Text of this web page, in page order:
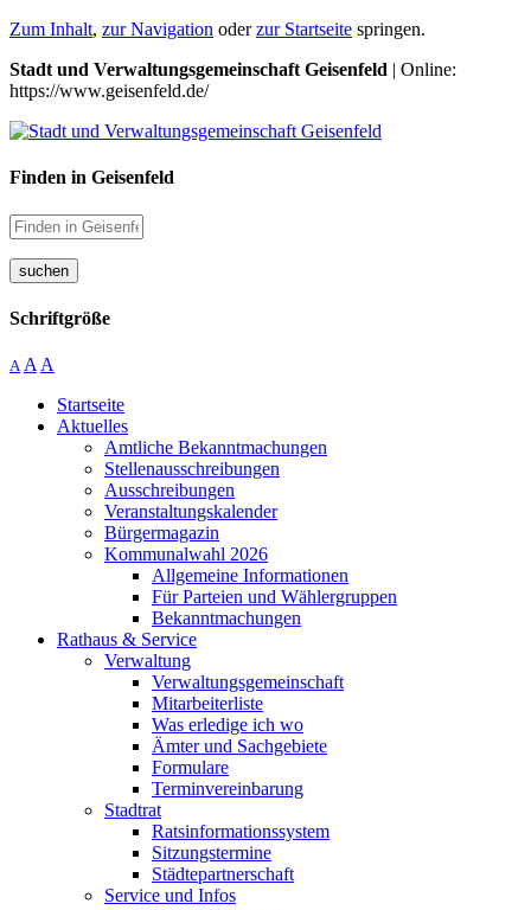
Zum Inhalt, zur Navigation oderzur Startseite springen.
Stadt und Verwaltungsgemeinschaft Geisenfeld | Online:
https://www.geisenfeld.de/
Finden in Geisenfeld
suchen
Schriftgröße
A A A
Startseite
Aktuelles
Amtliche Bekanntmachungen
Stellenausschreibungen
Ausschreibungen
Veranstaltungskalender
Bürgermagazin
Kommunalwahl 2026
Allgemeine Informationen
Für Parteien und Wählergruppen
Bekanntmachungen
Rathaus & Service
Verwaltung
Verwaltungsgemeinschaft
Mitarbeiterliste
Was erledige ich wo
Ämter und Sachgebiete
Formulare
Terminvereinbarung
Stadtrat
Ratsinformationssystem
Sitzungstermine
Städtepartnerschaft
Service und Infos